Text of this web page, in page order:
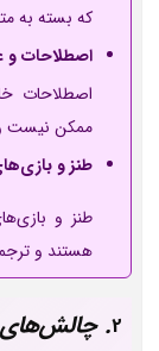
که بسته به
اصطلاحات و
اصطلاحات
ممکن نیست و
طنز و
طنز و
هستند و
2
.